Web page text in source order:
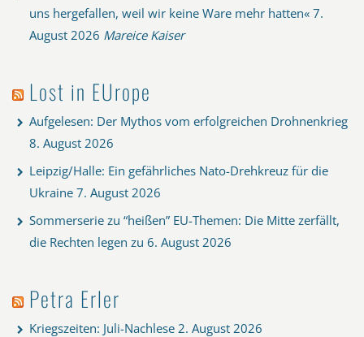
uns hergefallen, weil wir keine Ware mehr hatten« 7.
August 2026 Mareice Kaiser
Lost in EUrope
Aufgelesen: Der Mythos vom erfolgreichen Drohnenkrieg
8. August 2026
Leipzig/Halle: Ein gefährliches Nato-Drehkreuz für die
Ukraine 7. August 2026
Sommerserie zu “heißen” EU-Themen: Die Mitte zerfällt,
die Rechten legen zu 6. August 2026
Petra Erler
Kriegszeiten: Juli-Nachlese 2. August 2026